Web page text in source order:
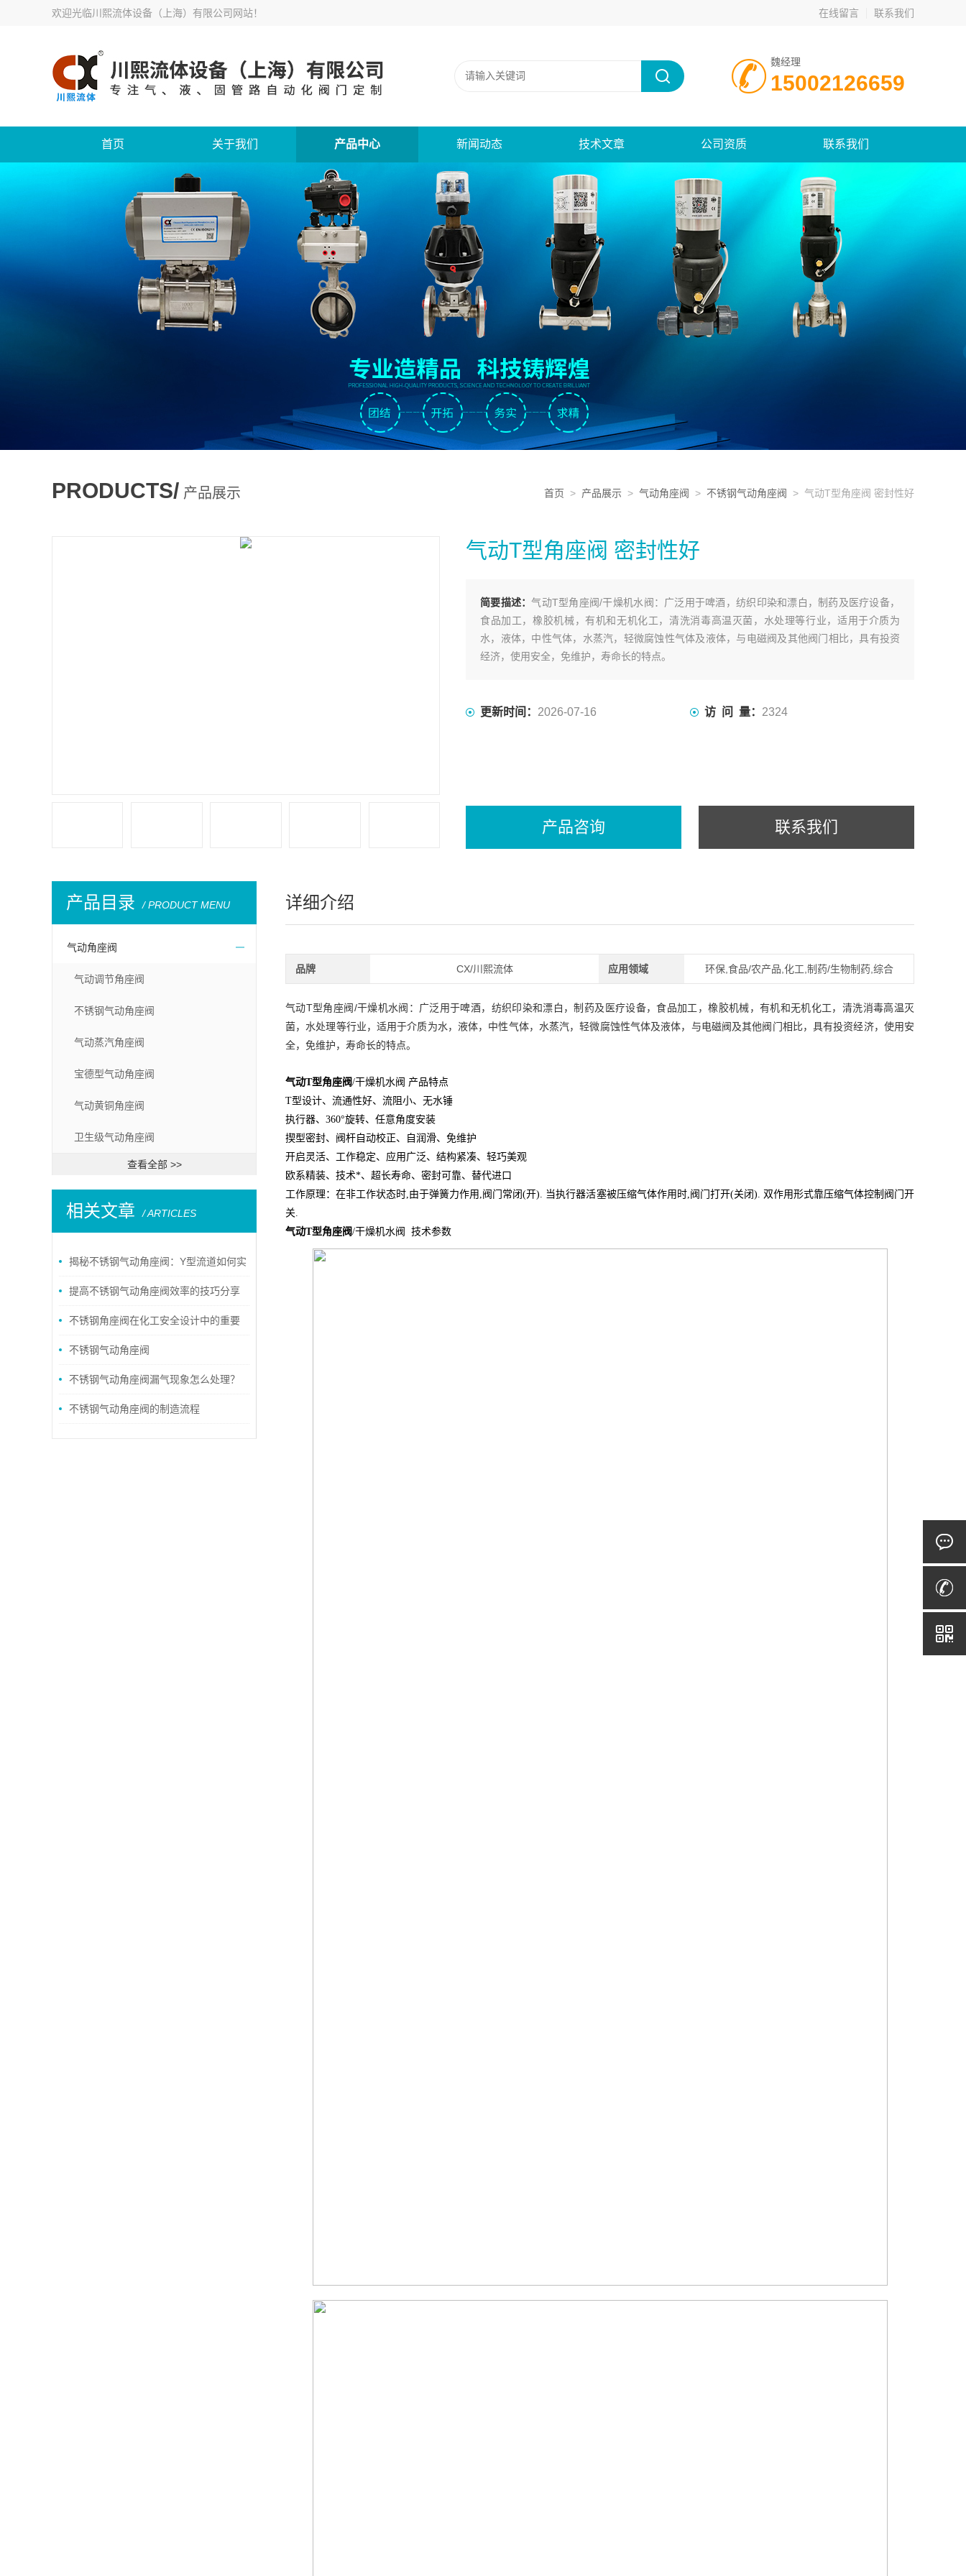
欢迎光临川熙流体设备（上海）有限公司网站！ 在线留言 联系我们
魏经理
15002126659
首页 关于我们 产品中心 新闻动态 技术文章 公司资质 联系我们
PRODUCTS/ 产品展示 首页 > 产品展示 > 气动角座阀 > 不锈钢气动角座阀 > 气动T型角座阀 密封性好
气动T型角座阀 密封性好
简要描述：气动T型角座阀/干燥机水阀：广泛用于啤酒，纺织印染和漂白，制药及医疗设备，
食品加工，橡胶机械，有机和无机化工，清洗消毒高温灭菌，水处理等行业，适用于介质为
水，液体，中性气体，水蒸汽，轻微腐蚀性气体及液体，与电磁阀及其他阀门相比，具有投资
经济，使用安全，免维护，寿命长的特点。
更新时间： 2026-07-16 访 问 量： 2324
产品咨询 联系我们
产品目录 / PRODUCT MENU
气动角座阀
气动调节角座阀
不锈钢气动角座阀
气动蒸汽角座阀
宝德型气动角座阀
气动黄铜角座阀
卫生级气动角座阀
查看全部 >>
相关文章 / ARTICLES
揭秘不锈钢气动角座阀：Y型流道如何实
现大流量与低流阻
提高不锈钢气动角座阀效率的技巧分享
不锈钢角座阀在化工安全设计中的重要
性 不锈钢气动角座阀
不锈钢气动角座阀漏气现象怎么处理？
不锈钢气动角座阀的制造流程
详细介绍
品牌 CX/川熙流体 应用领域 环保,食品/农产品,化工,制药/生物制药,综合
气动T型角座阀/干燥机水阀：广泛用于啤酒，纺织印染和漂白，制药及医疗设备，食品加工，橡胶机械，有机和无机化工，清洗消毒高温灭
菌，水处理等行业，适用于介质为水，液体，中性气体，水蒸汽，轻微腐蚀性气体及液体，与电磁阀及其他阀门相比，具有投资经济，使用安
全，免维护，寿命长的特点。
气动T型角座阀/干燥机水阀 产品特点
T型设计、流通性好、流阻小、无水锤
执行器、360°旋转、任意角度安装
揳型密封、阀杆自动校正、自润滑、免维护
开启灵活、工作稳定、应用广泛、结构紧凑、轻巧美观
欧系精装、技术*、超长寿命、密封可靠、替代进口
工作原理：在非工作状态时,由于弹簧力作用,阀门常闭(开). 当执行器活塞被压缩气体作用时,阀门打开(关闭). 双作用形式靠压缩气体控制阀门开
关.
气动T型角座阀/干燥机水阀 技术参数